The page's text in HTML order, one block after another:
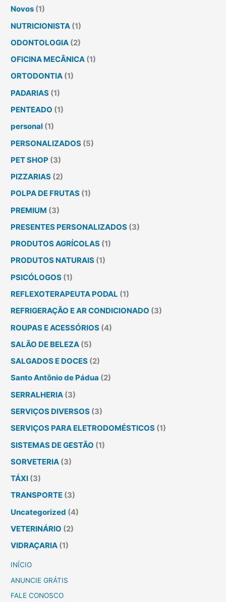
Novos (1)
NUTRICIONISTA (1)
ODONTOLOGIA (2)
OFICINA MECÂNICA (1)
ORTODONTIA (1)
PADARIAS (1)
PENTEADO (1)
personal (1)
PERSONALIZADOS (5)
PET SHOP (3)
PIZZARIAS (2)
POLPA DE FRUTAS (1)
PREMIUM (3)
PRESENTES PERSONALIZADOS (3)
PRODUTOS AGRÍCOLAS (1)
PRODUTOS NATURAIS (1)
PSICÓLOGOS (1)
REFLEXOTERAPEUTA PODAL (1)
REFRIGERAÇÃO E AR CONDICIONADO (3)
ROUPAS E ACESSÓRIOS (4)
SALÃO DE BELEZA (5)
SALGADOS E DOCES (2)
Santo Antônio de Pádua (2)
SERRALHERIA (3)
SERVIÇOS DIVERSOS (3)
SERVIÇOS PARA ELETRODOMÉSTICOS (1)
SISTEMAS DE GESTÃO (1)
SORVETERIA (3)
TÁXI (3)
TRANSPORTE (3)
Uncategorized (4)
VETERINÁRIO (2)
VIDRAÇARIA (1)
INÍCIO
ANUNCIE GRÁTIS
FALE CONOSCO